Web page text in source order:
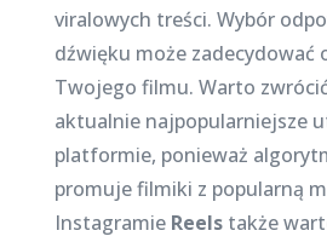
viralowych treści. Wybór
dźwięku może zadecydować
Twojego filmu. Warto
aktualnie najpopularniejsze
platformie, ponieważ
promuje filmiki z popularną
Instagramie Reelstakże